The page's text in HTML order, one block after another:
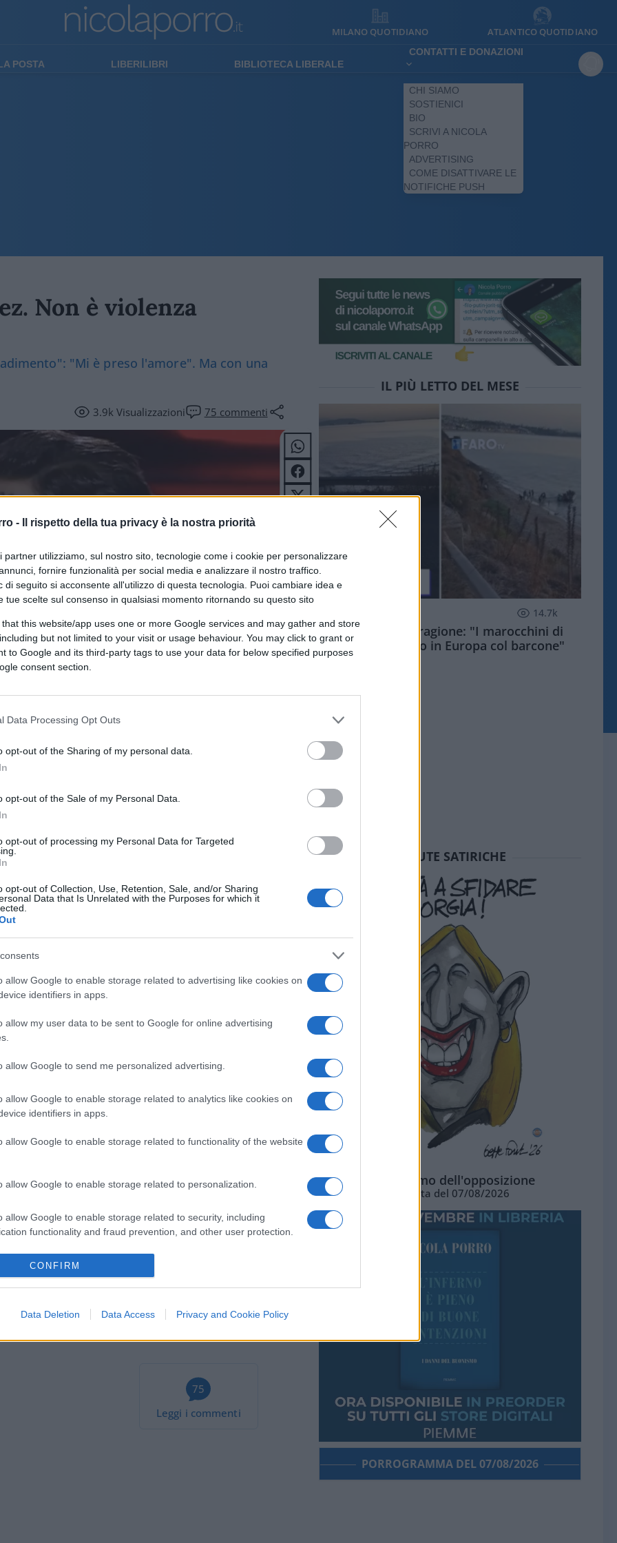
- Il rispetto della tua privacy è la nostra priorità
partner utilizziamo, sul nostro sito, tecnologie come i cookie per personalizzare
fornire funzionalità per social media e analizzare il nostro traffico.
di seguito si acconsente all'utilizzo di questa tecnologia. Puoi cambiare idea e
tue scelte sul consenso in qualsiasi momento ritornando su questo sito
that this website/app uses one or more Google services and may gather and store
but not limited to your visit or usage behaviour. You may click to grant or
to Google and its third-party tags to use your data for below specified purposes
consent section.
Data Processing Opt Outs
opt-out of the Sharing of my personal data.
opt-out of the Sale of my Personal Data.
opt-out of processing my Personal Data for Targeted
opt-out of Collection, Use, Retention, Sale, and/or Sharing
Data that Is Unrelated with the Purposes for which it
allow Google to enable storage related to advertising like cookies on
identifiers in apps.
allow my user data to be sent to Google for online advertising
allow Google to send me personalized advertising.
allow Google to enable storage related to analytics like cookies on
identifiers in apps.
allow Google to enable storage related to functionality of the website
allow Google to enable storage related to personalization.
allow Google to enable storage related to security, including
functionality and fraud prevention, and other user protection.
CONFIRM
Data Deletion Data Access Privacy and Cookie Policy
MILANO QUOTIDIANO ATLANTICO QUOTIDIANO
POSTA LIBERILIBRI BIBLIOTECA LIBERALE
CONTATTI E DONAZIONI
CHI SIAMO
SOSTIENICI
BIO
SCRIVI A NICOLA
PORRO
ADVERTISING
COME DISATTIVARE LE
NOTIFICHE PUSH
Non è violenza
"Mi è preso l'amore". Ma con una
3.9kVisualizzazioni 75 commenti
su Google
del bacio rubato a
combattuto o che non ci saremmo
torta del
sarebbe successose quel bacio l’avesse
è probabile che quell’uomo oggi
qualcosa di simile non troppo
il culo alla conduttrice
condannatoper essersi paccato Fedez,
doppiopesismo a cui siamo di fronte.
è un mito, mentre un cretino che tocca
valere per tutti? Evidentemente questo
Qui, invece, nessuno si è nemmeno
meno. Non lo so, forse sono temi troppo
75
Leggi i commenti
IL PIÙ LETTO DEL MESE
14.7k
Meloni aveva ragione: "I marocchini di
Ceuta sbarcano in Europa col barcone"
SEDUTE SATIRICHE
L'ottimismo dell'opposizione
Vignetta del 07/08/2026
PORROGRAMMA DEL 07/08/2026